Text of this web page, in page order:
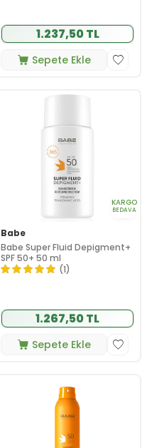
1.237,50 TL
Sepete Ekle
KARGO
BEDAVA
Babe
Babe Super Fluid Depigment+
SPF 50+ 50 ml
(1)
1.267,50 TL
Sepete Ekle